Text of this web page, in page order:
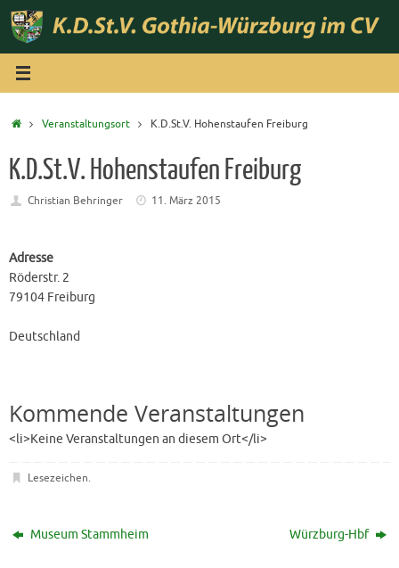
Zum
Inhalt
springen
StartVeranstaltungsort K.D.St.V. Hohenstaufen Freiburg
K.D.St.V. Hohenstaufen Freiburg
Christian Behringer 11. März 2015
Adresse
Röderstr. 2
79104 Freiburg
Deutschland
Kommende Veranstaltungen
<li>Keine Veranstaltungen an diesem Ort</li>
Lesezeichen.
Museum Stammheim Würzburg-Hbf